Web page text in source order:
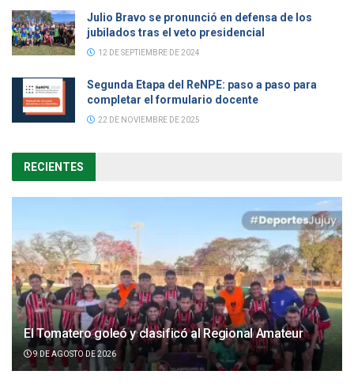
Julio Bravo se pronunció en defensa de los
jubilados tras el veto presidencial
12 DE SEPTIEMBRE DE 2024
Segunda Etapa del ReNPE: paso a paso para
completar el formulario docente
22 DE NOVIEMBRE DE 2025
RECIENTES
El Tomatero goleó y clasificó al Regional Amateur
9 DE AGOSTO DE 2026